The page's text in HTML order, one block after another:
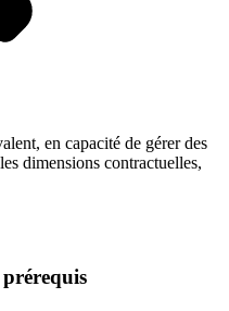
en capacité de gérer des
dimensions contractuelles,